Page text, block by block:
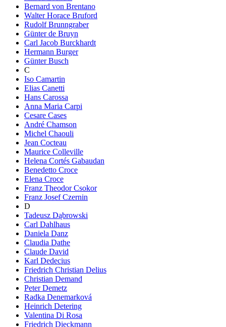
Bernard von Brentano
Walter Horace Bruford
Rudolf Brunngraber
Günter de Bruyn
Carl Jacob Burckhardt
Hermann Burger
Günter Busch
C
Iso Camartin
Elias Canetti
Hans Carossa
Anna Maria Carpi
Cesare Cases
André Chamson
Michel Chaouli
Jean Cocteau
Maurice Colleville
Helena Cortés Gabaudan
Benedetto Croce
Elena Croce
Franz Theodor Csokor
Franz Josef Czernin
D
Tadeusz Dąbrowski
Carl Dahlhaus
Daniela Danz
Claudia Dathe
Claude David
Karl Dedecius
Friedrich Christian Delius
Christian Demand
Peter Demetz
Radka Denemarková
Heinrich Detering
Valentina Di Rosa
Friedrich Dieckmann